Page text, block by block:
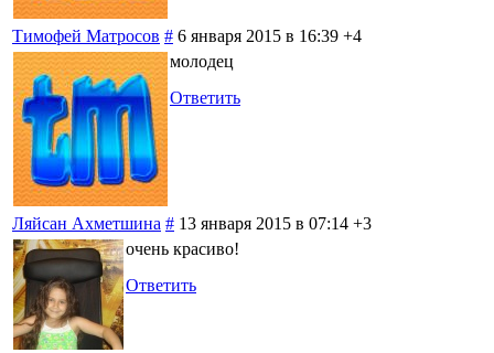
Тимофей Матросов # 6 января 2015 в 16:39 +4
молодец
Ответить
Ляйсан Ахметшина # 13 января 2015 в 07:14 +3
очень красиво!
Ответить